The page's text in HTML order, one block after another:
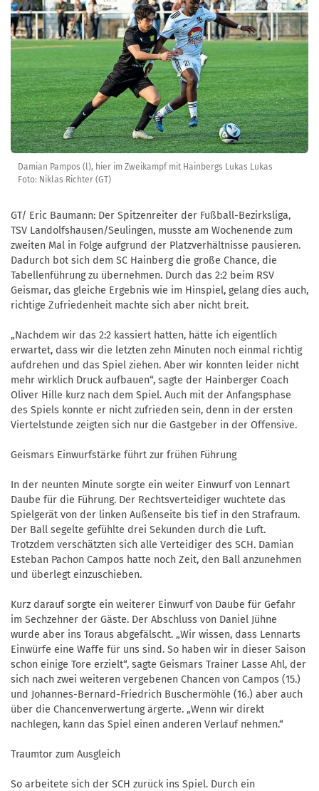
Damian Pampos (l), hier im Zweikampf mit Hainbergs Lukas Lukas
Foto: Niklas Richter (GT)
GT/ Eric Baumann: Der Spitzenreiter der Fußball-Bezirksliga,
TSV Landolfshausen/Seulingen, musste am Wochenende zum
zweiten Mal in Folge aufgrund der Platzverhältnisse pausieren.
Dadurch bot sich dem SC Hainberg die große Chance, die
Tabellenführung zu übernehmen. Durch das 2:2 beim RSV
Geismar, das gleiche Ergebnis wie im Hinspiel, gelang dies auch,
richtige Zufriedenheit machte sich aber nicht breit.
„Nachdem wir das 2:2 kassiert hatten, hätte ich eigentlich
erwartet, dass wir die letzten zehn Minuten noch einmal richtig
aufdrehen und das Spiel ziehen. Aber wir konnten leider nicht
mehr wirklich Druck aufbauen“, sagte der Hainberger Coach
Oliver Hille kurz nach dem Spiel. Auch mit der Anfangsphase
des Spiels konnte er nicht zufrieden sein, denn in der ersten
Viertelstunde zeigten sich nur die Gastgeber in der Offensive.
Geismars Einwurfstärke führt zur frühen Führung
In der neunten Minute sorgte ein weiter Einwurf von Lennart
Daube für die Führung. Der Rechtsverteidiger wuchtete das
Spielgerät von der linken Außenseite bis tief in den Strafraum.
Der Ball segelte gefühlte drei Sekunden durch die Luft.
Trotzdem verschätzten sich alle Verteidiger des SCH. Damian
Esteban Pachon Campos hatte noch Zeit, den Ball anzunehmen
und überlegt einzuschieben.
Kurz darauf sorgte ein weiterer Einwurf von Daube für Gefahr
im Sechzehner der Gäste. Der Abschluss von Daniel Jühne
wurde aber ins Toraus abgefälscht. „Wir wissen, dass Lennarts
Einwürfe eine Waffe für uns sind. So haben wir in dieser Saison
schon einige Tore erzielt“, sagte Geismars Trainer Lasse Ahl, der
sich nach zwei weiteren vergebenen Chancen von Campos (15.)
und Johannes-Bernard-Friedrich Buschermöhle (16.) aber auch
über die Chancenverwertung ärgerte. „Wenn wir direkt
nachlegen, kann das Spiel einen anderen Verlauf nehmen.“
Traumtor zum Ausgleich
So arbeitete sich der SCH zurück ins Spiel. Durch ein